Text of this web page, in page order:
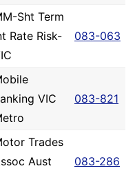
Sht Term
Rate Risk-
083-063
VIC
083-821
Trades
Aust
083-286